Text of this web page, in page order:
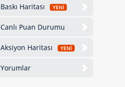
Baskı Haritası YENİ
Canlı Puan Durumu
Aksiyon Haritası YENİ
Yorumlar